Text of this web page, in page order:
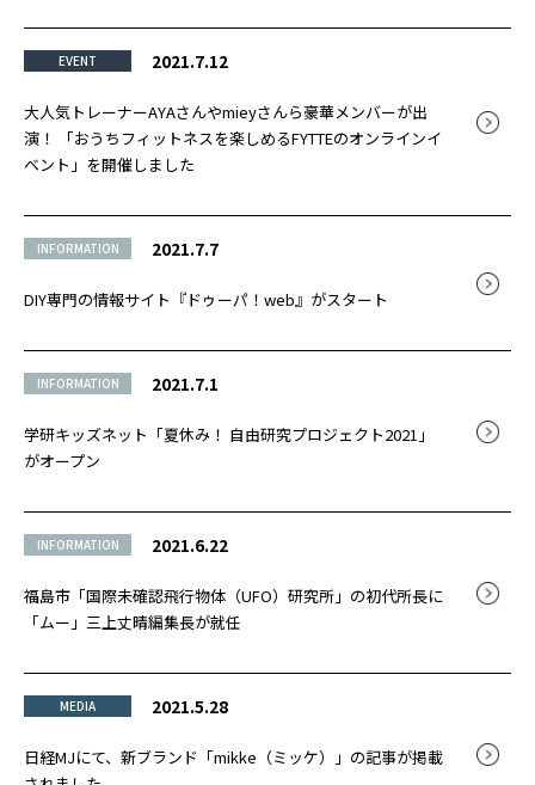
EVENT 2021.7.12
大人気トレーナーAYAさんやmieyさんら豪華メンバーが出
演！ 「おうちフィットネスを楽しめるFYTTEのオンラインイ
ベント」を開催しました
INFORMATION 2021.7.7
DIY専門の情報サイト『ドゥーパ！web』がスタート
INFORMATION 2021.7.1
学研キッズネット「夏休み！ 自由研究プロジェクト2021」
がオープン
INFORMATION 2021.6.22
福島市「国際未確認飛行物体（UFO）研究所」の初代所長に
「ムー」三上丈晴編集長が就任
MEDIA 2021.5.28
日経MJにて、新ブランド「mikke（ミッケ）」の記事が掲載